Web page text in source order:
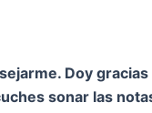
Doy
sonar las